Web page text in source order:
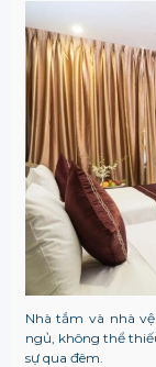
Nhà tắm và nhà
ngủ, không thể
sự qua đêm.